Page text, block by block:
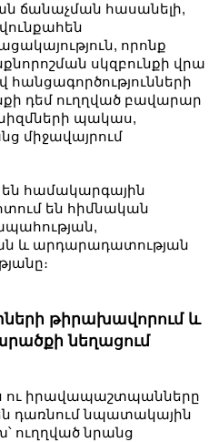
ճանաչման հասանելի,
որոնք
սկզբունքի վրա
հանցագործությունների
դեմ ուղղված բավարար
պակաս,
միջավայրում
համակարգային
են հիմնական
և արդարադատության
թիրախավորում և
նեղացում
ու իրավապաշտպանները
դառնում նպատակային
ուղղված նրանց